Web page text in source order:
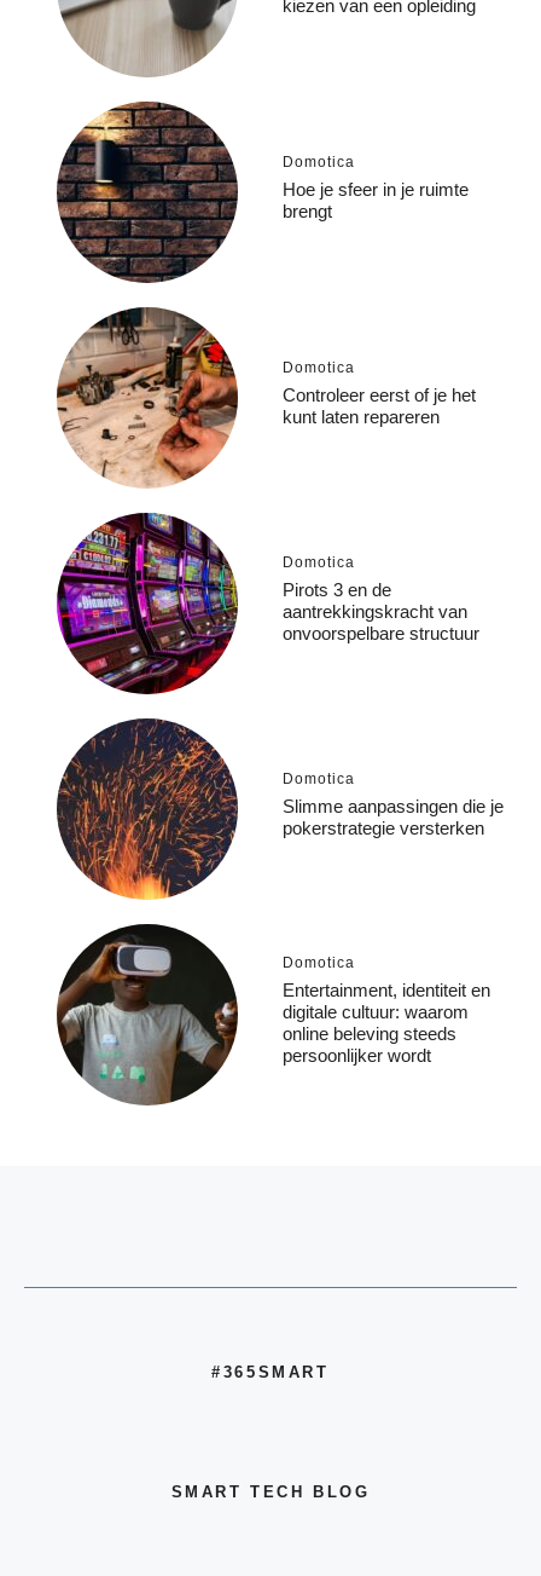
kiezen van een opleiding
Domotica
Hoe je sfeer in je ruimte
brengt
Domotica
Controleer eerst of je het
kunt laten repareren
Domotica
Pirots 3 en de
aantrekkingskracht van
onvoorspelbare structuur
Domotica
Slimme aanpassingen die je
pokerstrategie versterken
Domotica
Entertainment, identiteit en
digitale cultuur: waarom
online beleving steeds
persoonlijker wordt
#365SMART
SMART TECH BLOG